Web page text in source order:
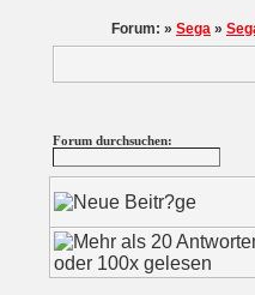
Forum: » Sega »
Forum durchsuchen: